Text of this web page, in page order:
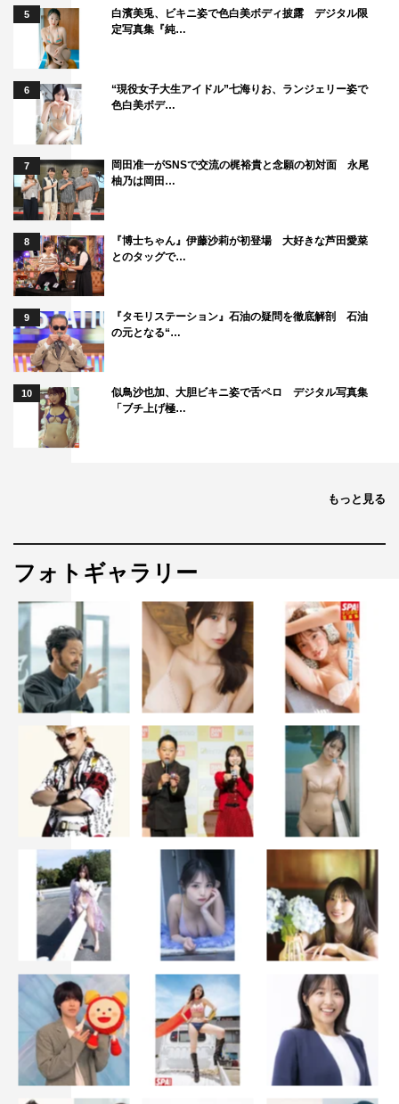
5
白濱美兎、ビキニ姿で色白美ボディ披露 デジタル限
定写真集『純…
6
“現役女子大生アイドル”七海りお、ランジェリー姿で
色白美ボデ…
7
岡田准一がSNSで交流の梶裕貴と念願の初対面 永尾
柚乃は岡田…
8
『博士ちゃん』伊藤沙莉が初登場 大好きな芦田愛菜
とのタッグで…
9
『タモリステーション』石油の疑問を徹底解剖 石油
の元となる“…
10
似鳥沙也加、大胆ビキニ姿で舌ペロ デジタル写真集
「ブチ上げ極…
もっと見る
フォトギャラリー